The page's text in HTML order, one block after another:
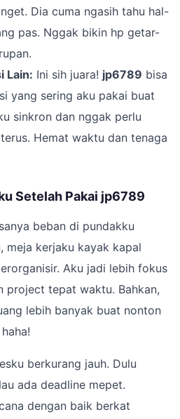
Dia cuma ngasih tahu hal-
pas. Nggak bikin hp getar-
Lain: Ini sih juara! jp6789 bisa
yang sering aku pakai buat
sinkron dan nggak perlu
Hemat waktu dan tenaga
Setelah Pakai jp6789
beban di pundakku
meja kerjaku kayak kapal
Aku jadi lebih fokus
project tepat waktu. Bahkan,
lebih banyak buat nonton
berkurang jauh. Dulu
ada deadline mepet.
dengan baik berkat